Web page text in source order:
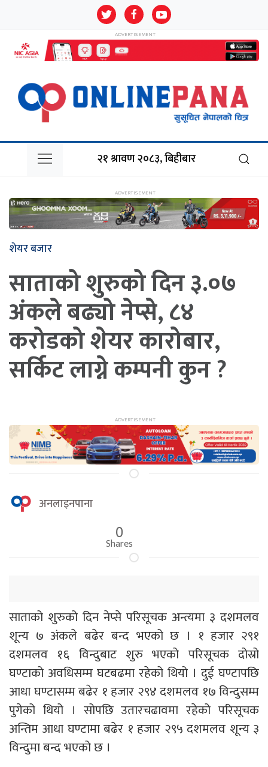
२१ श्रावण २०८३, बिहीबार
शेयर बजार
साताको शुरुको दिन ३.०७
अंकले बढ्यो नेप्से, ८४
करोडको शेयर कारोबार,
सर्किट लाग्ने कम्पनी कुन ?
अनलाइनपाना
0
Shares
साताको शुरुको दिन नेप्से परिसूचक अन्त्यमा ३ दशमलव
शून्य ७ अंकले बढेर बन्द भएको छ । १ हजार २९१
दशमलव १६ विन्दुबाट शुरु भएको परिसूचक दोस्रो
घण्टाको अवधिसम्म घटबढमा रहेको थियो । दुई घण्टापछि
आधा घण्टासम्म बढेर १ हजार २९४ दशमलव १७ विन्दुसम्म
पुगेको थियो । सोपछि उतारचढावमा रहेको परिसूचक
अन्तिम आधा घण्टामा बढेर १ हजार २९५ दशमलव शून्य ३
विन्दुमा बन्द भएको छ ।